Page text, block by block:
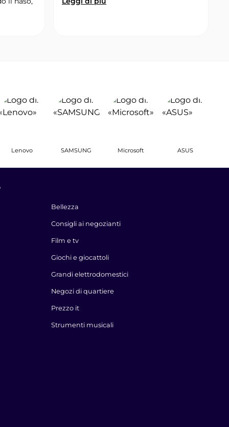
Lenovo SAMSUNG Microsoft ASUS
Bellezza
Consigli ai negozianti
Film e tv
Giochi e giocattoli
Grandi elettrodomestici
Negozi di quartiere
Prezzo it
Strumenti musicali